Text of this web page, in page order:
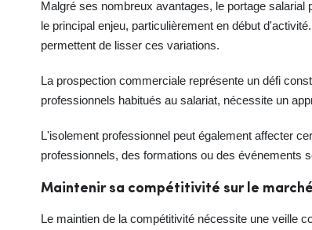
Malgré ses nombreux avantages, le portage
le principal enjeu, particulièrement en début
permettent de lisser ces variations.
La prospection commerciale représente un défi
professionnels habitués au salariat, nécessite un
L'isolement professionnel peut également affecter
professionnels, des formations ou des événements
Maintenir sa compétitivité sur le marché
Le maintien de la compétitivité nécessite une veille